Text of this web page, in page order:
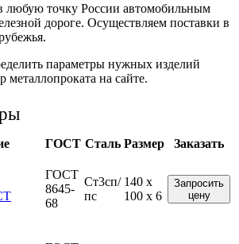
любую точку России автомобильным
дороге. Осуществляем поставки в
параметры нужных изделий
металлопроката на сайте.
ГОСТ Сталь Размер
Заказать
ГОСТ
8645-
68
Ст3сп/
пс
140 x
100 x 6
Запросить
цену